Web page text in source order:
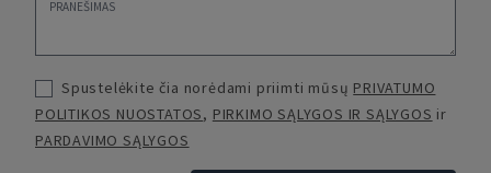
Spustelėkite čia norėdami priimti mūsų PRIVATUMO
POLITIKOS NUOSTATOS, PIRKIMO SĄLYGOS IR SĄLYGOS ir
PARDAVIMO SĄLYGOS